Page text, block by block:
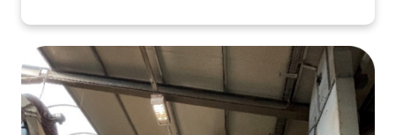
dans le nord de l'Écosse